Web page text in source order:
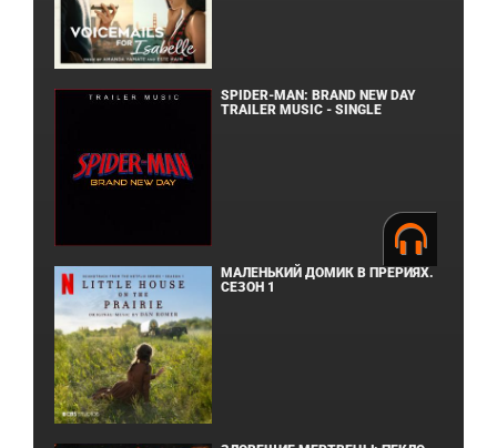
SPIDER-MAN: BRAND NEW DAY
TRAILER MUSIC - SINGLE
МАЛЕНЬКИЙ ДОМИК В ПРЕРИЯХ.
СЕЗОН 1